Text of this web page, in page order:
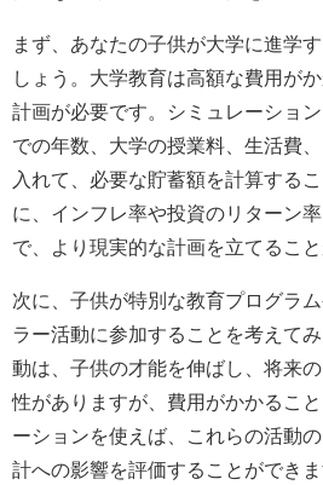
まず、あなたの子供が大学に進学
しょう。大学教育は高額な費用が
計画が必要です。シミュレーショ
での年数、大学の授業料、生活費
入れて、必要な貯蓄額を計算する
に、インフレ率や投資のリターン
で、より現実的な計画を立てること
次に、子供が特別な教育プログラ
ラー活動に参加することを考えて
動は、子供の才能を伸ばし、将来
性がありますが、費用がかかるこ
ーションを使えば、これらの活動
計への影響を評価することができま